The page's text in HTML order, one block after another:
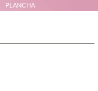
PLANCHA